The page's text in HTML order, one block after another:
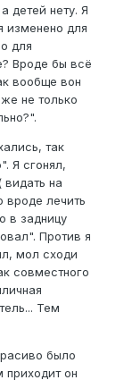
детей нету. Я
изменено для
для
Вроде бы всё
вообще вон
не только
так
Я сгонял,
на
вроде лечить
в задницу
Против я
мол сходи
совместного
Тем
было
приходит он